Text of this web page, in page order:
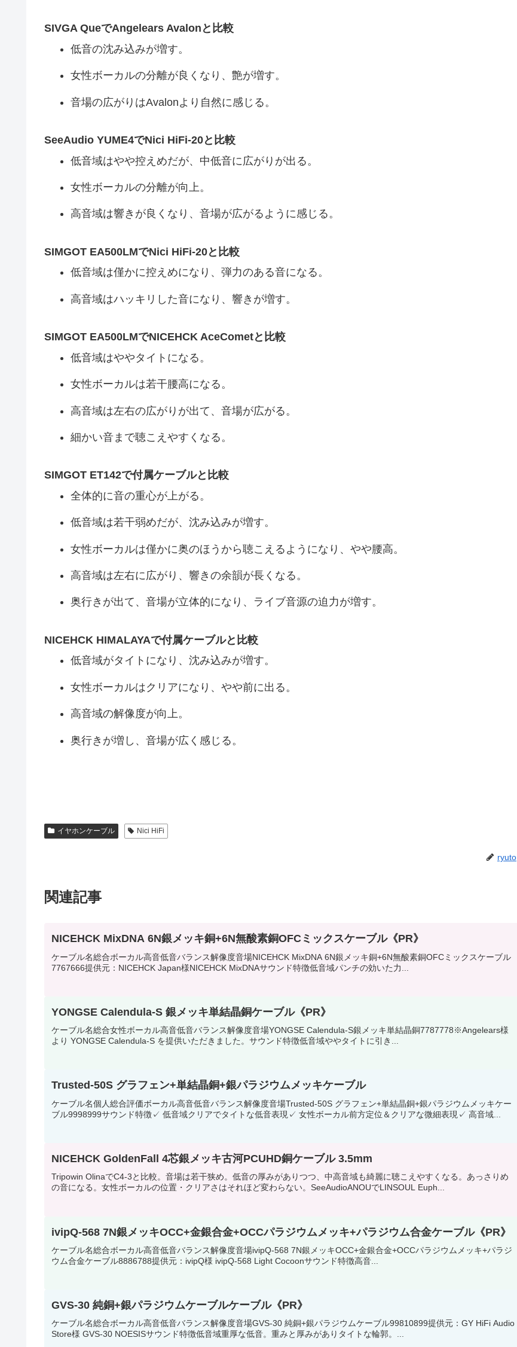
SIVGA QueでAngelears Avalonと比較
低音の沈み込みが増す。
女性ボーカルの分離が良くなり、艶が増す。
音場の広がりはAvalonより自然に感じる。
SeeAudio YUME4でNici HiFi-20と比較
低音域はやや控えめだが、中低音に広がりが出る。
女性ボーカルの分離が向上。
高音域は響きが良くなり、音場が広がるように感じる。
SIMGOT EA500LMでNici HiFi-20と比較
低音域は僅かに控えめになり、弾力のある音になる。
高音域はハッキリした音になり、響きが増す。
SIMGOT EA500LMでNICEHCK AceCometと比較
低音域はややタイトになる。
女性ボーカルは若干腰高になる。
高音域は左右の広がりが出て、音場が広がる。
細かい音まで聴こえやすくなる。
SIMGOT ET142で付属ケーブルと比較
全体的に音の重心が上がる。
低音域は若干弱めだが、沈み込みが増す。
女性ボーカルは僅かに奥のほうから聴こえるようになり、やや腰高。
高音域は左右に広がり、響きの余韻が長くなる。
奥行きが出て、音場が立体的になり、ライブ音源の迫力が増す。
NICEHCK HIMALAYAで付属ケーブルと比較
低音域がタイトになり、沈み込みが増す。
女性ボーカルはクリアになり、やや前に出る。
高音域の解像度が向上。
奥行きが増し、音場が広く感じる。
イヤホンケーブル Nici HiFi
ryuto
関連記事
NICEHCK MixDNA 6N銀メッキ銅+6N無酸素銅OFCミックスケーブル《PR》
ケーブル名総合ボーカル高音低音バランス解像度音場NICEHCK MixDNA 6N銀メッキ銅+6N無酸素銅OFCミックスケーブル
7767666提供元：NICEHCK Japan様NICEHCK MixDNAサウンド特徴低音域パンチの効いた力...
YONGSE Calendula-S 銀メッキ単結晶銅ケーブル《PR》
ケーブル名総合女性ボーカル高音低音バランス解像度音場YONGSE Calendula-S銀メッキ単結晶銅7787778※Angelears様
より YONGSE Calendula-S を提供いただきました。サウンド特徴低音域ややタイトに引き...
Trusted-50S グラフェン+単結晶銅+銀パラジウムメッキケーブル
ケーブル名個人総合評価ボーカル高音低音バランス解像度音場Trusted-50S グラフェン+単結晶銅+銀パラジウムメッキケー
ブル9998999サウンド特徴✓ 低音域クリアでタイトな低音表現✓ 女性ボーカル前方定位＆クリアな微細表現✓ 高音域...
NICEHCK GoldenFall 4芯銀メッキ古河PCUHD銅ケーブル 3.5mm
Tripowin OlinaでC4-3と比較。音場は若干狭め。低音の厚みがありつつ、中高音域も綺麗に聴こえやすくなる。あっさりめ
の音になる。女性ボーカルの位置・クリアさはそれほど変わらない。SeeAudioANOUでLINSOUL Euph...
ivipQ-568 7N銀メッキOCC+金銀合金+OCCパラジウムメッキ+パラジウム合金ケーブル《PR》
ケーブル名総合ボーカル高音低音バランス解像度音場ivipQ-568 7N銀メッキOCC+金銀合金+OCCパラジウムメッキ+パラジ
ウム合金ケーブル8886788提供元：ivipQ様 ivipQ-568 Light Cocoonサウンド特徴高音...
GVS-30 純銅+銀パラジウムケーブルケーブル《PR》
ケーブル名総合ボーカル高音低音バランス解像度音場GVS-30 純銅+銀パラジウムケーブル99810899提供元：GY HiFi Audio
Store様 GVS-30 NOESISサウンド特徴低音域重厚な低音。重みと厚みがありタイトな輪郭。...